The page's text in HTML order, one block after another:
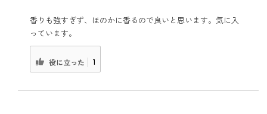
香りも強すぎず、ほのかに香るので良いと思います。気に入
っています。
役に立った 1